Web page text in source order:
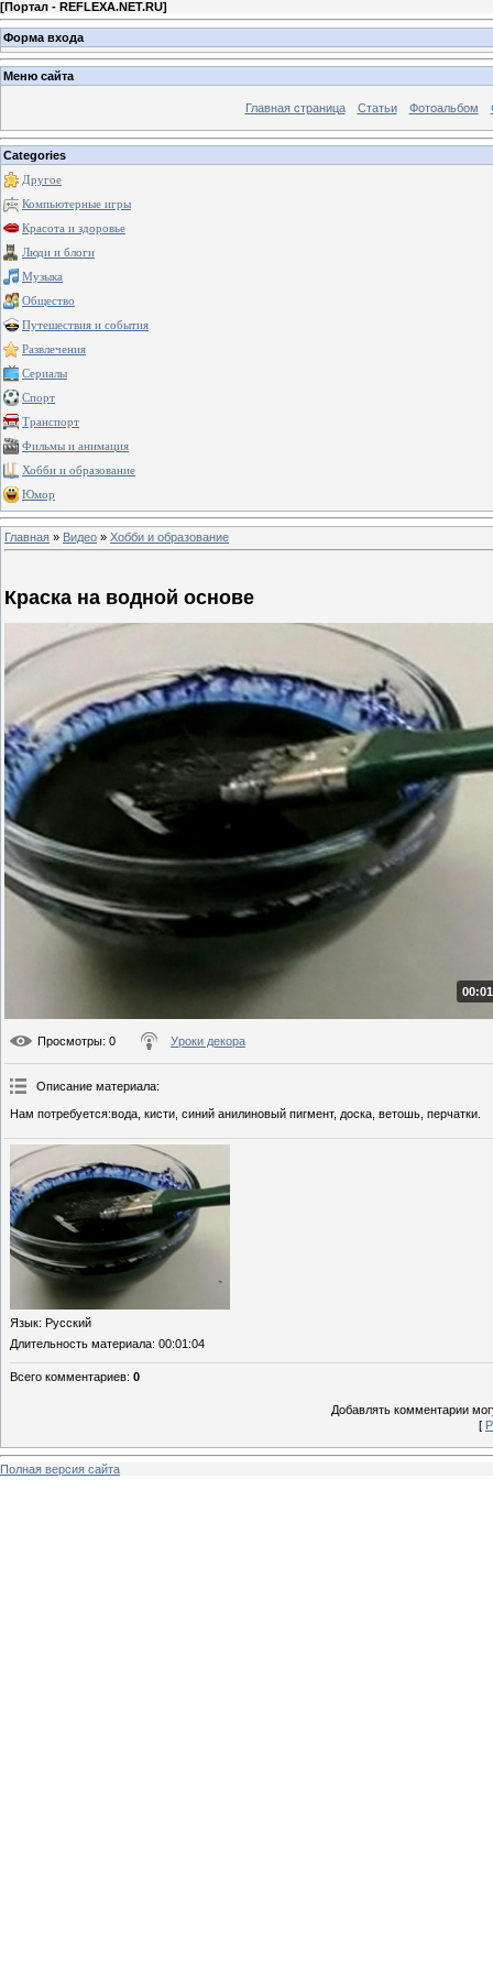
[Портал - REFLEXA.NET.RU]
Форма входа
Меню сайта
Главная страница Статьи Фотоальбом
Categories
Другое
Компьютерные игры
Красота и здоровье
Люди и блоги
Музыка
Общество
Путешествия и события
Развлечения
Сериалы
Спорт
Транспорт
Фильмы и анимация
Хобби и образование
Юмор
Главная » Видео » Хобби и образование
Краска на водной основе
Просмотры: 0 Уроки декора
Описание материала:
Нам потребуется:вода, кисти, синий анилиновый пигмент, доска, ветошь, перчатки.
Язык: Русский
Длительность материала: 00:01:04
Всего комментариев: 0
Добавлять комментарии
[
Полная версия сайта